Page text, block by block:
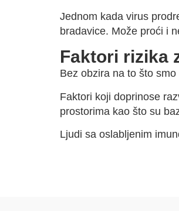
Jednom kada virus
bradavice. Može proći i
Faktori rizika
Bez obzira na to što
Faktori koji doprinose
prostorima kao što su
Ljudi sa oslabljenim